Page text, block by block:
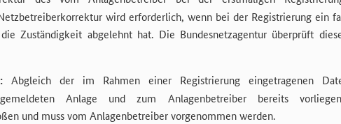
wird erforderlich, wenn bei der Registrierung ein
Zuständigkeit abgelehnt hat. Die Bundesnetzagentur überprüft
Abgleich der im Rahmen einer Registrierung eingetragenen
gemeldeten Anlage und zum Anlagenbetreiber bereits
und muss vom Anlagenbetreiber vorgenommen werden.